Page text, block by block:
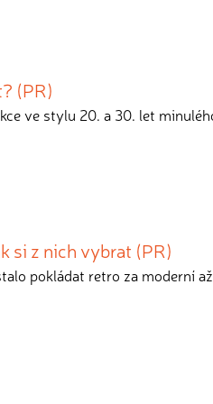
(PR)
ve stylu 20. a 30. let
si z nich vybrat (PR)
pokládat retro za moderní až